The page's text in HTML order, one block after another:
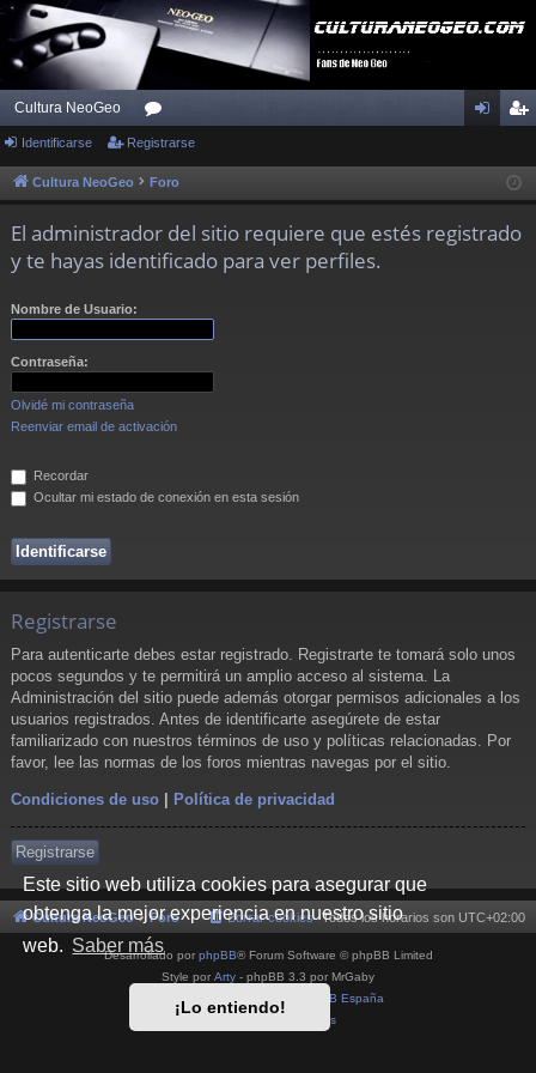
Este sitio web utiliza cookies para asegurar que
obtenga la mejor experiencia en nuestro sitio
web. Saber más
¡Lo entiendo!
Cultura NeoGeo
or
os ist
Identificarse Registrarse
Cultura NeoGeo Foro
El administrador del sitio requiere que estés registrado
y te hayas identificado para ver perfiles.
Nombre de Usuario:
Contraseña:
Olvidé mi contraseña
Reenviar email de activación
Recordar
Ocultar mi estado de conexión en esta sesión
Registrarse
Para autenticarte debes estar registrado. Registrarte te tomará solo unos
pocos segundos y te permitirá un amplio acceso al sistema. La
Administración del sitio puede además otorgar permisos adicionales a los
usuarios registrados. Antes de identificarte asegúrete de estar
familiarizado con nuestros términos de uso y políticas relacionadas. Por
favor, lee las normas de los foros mientras navegas por el sitio.
Condiciones de uso Política de privacidad
Registrarse
Cultura NeoGeo Foro Todos los horarios son UTC+02:00
Borrar cookies
Desarrollado por phpBB® Forum Software © phpBB Limited
Style por Arty - phpBB 3.3 por MrGaby
phpBB España
Condiciones